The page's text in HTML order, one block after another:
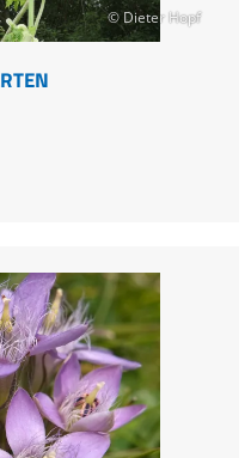
© Dieter Hopf